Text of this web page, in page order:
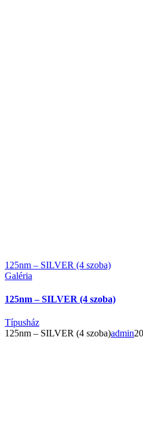
125nm – SILVER (4 szoba)
Galéria
125nm – SILVER (4 szoba)
Típusház
125nm – SILVER (4 szoba)admin